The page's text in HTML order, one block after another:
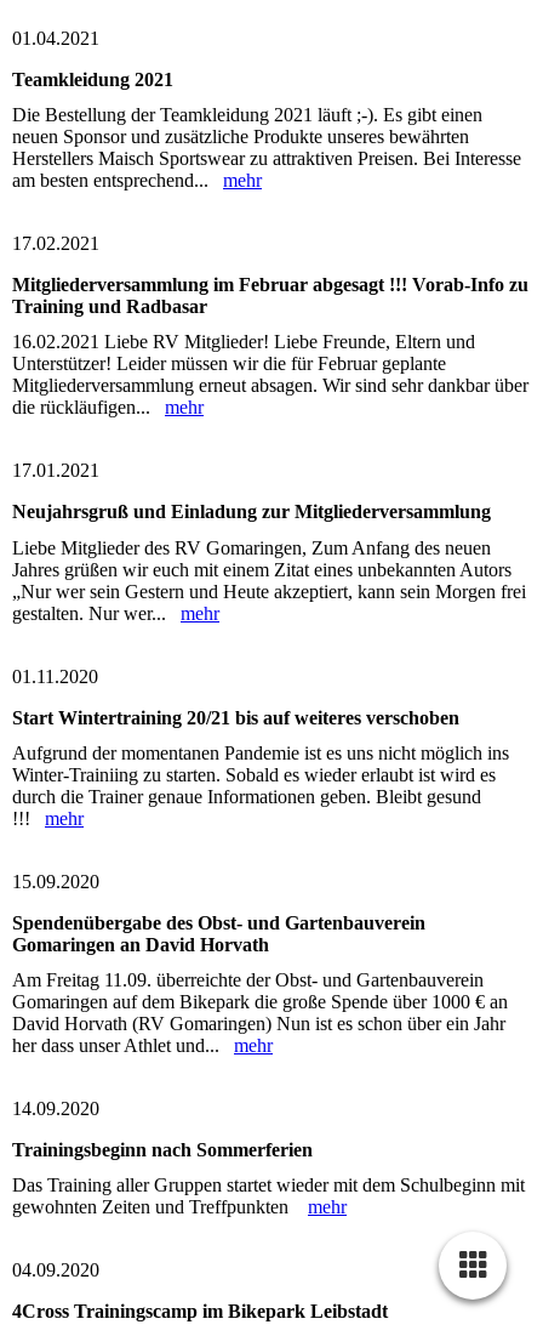
01.04.2021
Teamkleidung 2021
Die Bestellung der Teamkleidung 2021 läuft ;-). Es gibt einen
neuen Sponsor und zusätzliche Produkte unseres bewährten
Herstellers Maisch Sportswear zu attraktiven Preisen. Bei Interesse
am besten entsprechend... mehr
17.02.2021
Mitgliederversammlung im Februar abgesagt !!! Vorab-Info zu
Training und Radbasar
16.02.2021 Liebe RV Mitglieder! Liebe Freunde, Eltern und
Unterstützer! Leider müssen wir die für Februar geplante
Mitgliederversammlung erneut absagen. Wir sind sehr dankbar über
die rückläufigen... mehr
17.01.2021
Neujahrsgruß und Einladung zur Mitgliederversammlung
Liebe Mitglieder des RV Gomaringen, Zum Anfang des neuen
Jahres grüßen wir euch mit einem Zitat eines unbekannten Autors
„Nur wer sein Gestern und Heute akzeptiert, kann sein Morgen frei
gestalten. Nur wer... mehr
01.11.2020
Start Wintertraining 20/21 bis auf weiteres verschoben
Aufgrund der momentanen Pandemie ist es uns nicht möglich ins
Winter-Trainiing zu starten. Sobald es wieder erlaubt ist wird es
durch die Trainer genaue Informationen geben. Bleibt gesund
!!! mehr
15.09.2020
Spendenübergabe des Obst- und Gartenbauverein
Gomaringen an David Horvath
Am Freitag 11.09. überreichte der Obst- und Gartenbauverein
Gomaringen auf dem Bikepark die große Spende über 1000 € an
David Horvath (RV Gomaringen) Nun ist es schon über ein Jahr
her dass unser Athlet und... mehr
14.09.2020
Trainingsbeginn nach Sommerferien
Das Training aller Gruppen startet wieder mit dem Schulbeginn mit
gewohnten Zeiten und Treffpunkten mehr
04.09.2020
4Cross Trainingscamp im Bikepark Leibstadt